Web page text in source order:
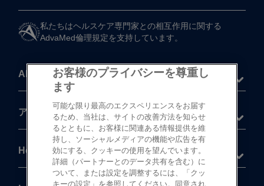
私たちは​ヘルスケア専門家との​相互作用に​関する​
AdvaMed倫理規定を​支持しています。
About
アキュビュー®製品
Help
お客様のプライバシーを尊重し
ます
可能な限り最高のエクスペリエンスをお届す
るため、当社は、サイトの改善方法を知らせ
るとともに、お客様に関連ある情報提供を維
持し、ソーシャルメディアの機能や広告を有
効にする、クッキーの使用を望んでいます。
詳細（パートナーとのデータ共有を含む）に
ついて、または設定を調整するには、「クッ
キーの設定」を参照してください。同意され